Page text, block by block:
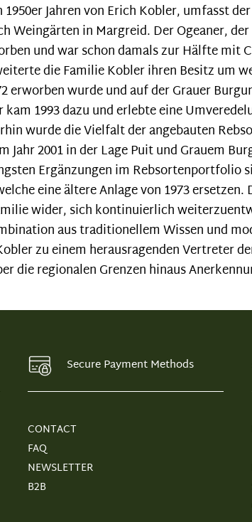
1950er Jahren von Erich Kobler, umfasst
Weingärten in Margreid. Der Ogeaner,
und war schon damals zur Hälfte mit
die Familie Kobler ihren Besitz um
erworben wurde und auf der Grauer
kam 1993 dazu und erlebte eine
wurde die Vielfalt der angebauten
Jahr 2001 in der Lage Puit und Grauem
Ergänzungen im Rebsortenportfolio
eine ältere Anlage von 1973
wider, sich kontinuierlich
aus traditionellem Wissen und
zu einem herausragenden Vertreter
die regionalen Grenzen hinaus
Secure Payment Methods
CONTACT
FAQ
NEWSLETTER
B2B